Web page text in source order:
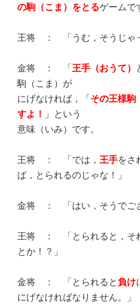
の駒（こま）をとるゲームで
王将 ： 「うむ，そうじゃ
金将 ： 「王手（おうて）
駒（こま）が
にげなければ，「その王様駒
すよ！ 」という
意味（いみ）です。
王将 ： 「では， 王手をさ
ば，とられるのじゃな！」
金将 ： 「はい，そうでご
王将 ： 「とられると，そ
とか！？」
金将 ： 「とられると負け
にげなければなりません。」